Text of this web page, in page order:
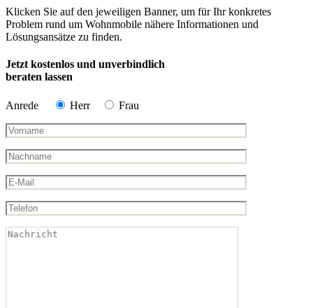
Klicken Sie auf den jeweiligen Banner, um für Ihr konkretes
Problem rund um Wohnmobile nähere Informationen und
Lösungsansätze zu finden.
Jetzt kostenlos und unverbindlich
beraten lassen
Anrede Herr Frau